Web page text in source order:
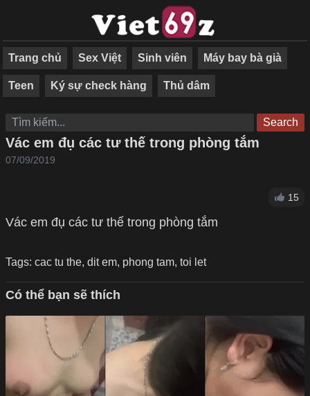
Trang chủ Sex Việt Sinh viên Máy bay bà già
Teen Ký sự check hàng Thủ dâm
Vác em đụ các tư thế trong phòng tắm
07/09/2019
Search
15
Vác em đụ các tư thế trong phòng tắm
Tags: cac tu the, dit em, phong tam, toi let
Có thể bạn sẽ thích